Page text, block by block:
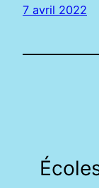
7 avril 2022